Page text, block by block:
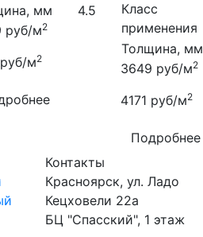
мм
4.5
руб/м2
руб/м2
Класс
применения
Толщина, мм
3649 руб/м2
4171 руб/м2
Подробнее
Контакты
Красноярск, ул. Ладо
Кецховели 22а
БЦ "Спасский", 1 этаж